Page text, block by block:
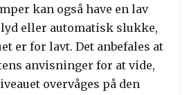
kan også have en lav
eller automatisk slukke,
er for lavt. Det anbefales at
anvisninger for at vide,
overvåges på den